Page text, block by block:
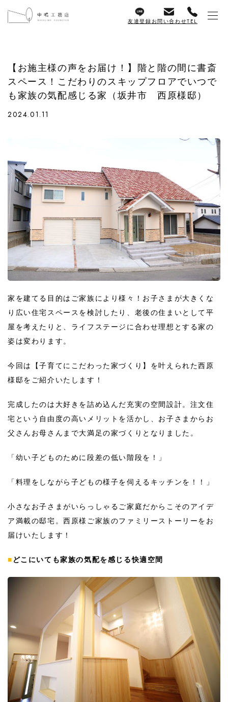
友達登録お問い合わせTEL
【お施主様の声をお届け！】階と階の間に書斎
スペース！こだわりのスキップフロアでいつで
も家族の気配感じる家（坂井市 西原様邸）
2024.01.11
家を建てる目的はご家族により様々！お子さまが大きくな
り広い住宅スペースを検討したり、老後の住まいとして平
屋を考えたりと、ライフステージに合わせ理想とする家の
姿は変わります。
今回は【子育てにこだわった家づくり】を叶えられた西原
様邸をご紹介いたします！
完成したのは大好きを詰め込んだ充実の空間設計。注文住
宅という自由度の高いメリットを活かし、お子さまからお
父さんお母さんまで大満足の家づくりとなりました。
「幼い子どものために段差の低い階段を！」
「料理をしながら子どもの様子を伺えるキッチンを！！」
小さなお子さまがいらっしゃるご家庭だからこそのアイデ
ア満載の邸宅。西原様ご家族のファミリーストーリーをお
届けいたします！
■ どこにいても家族の気配を感じる快適空間